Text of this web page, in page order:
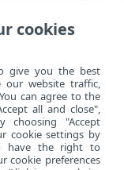
방법> 정
cookies
give you the best
our website traffic,
can agree to the
all and close",
choosing "Accept
cookie settings by
have the right to
cookie preferences